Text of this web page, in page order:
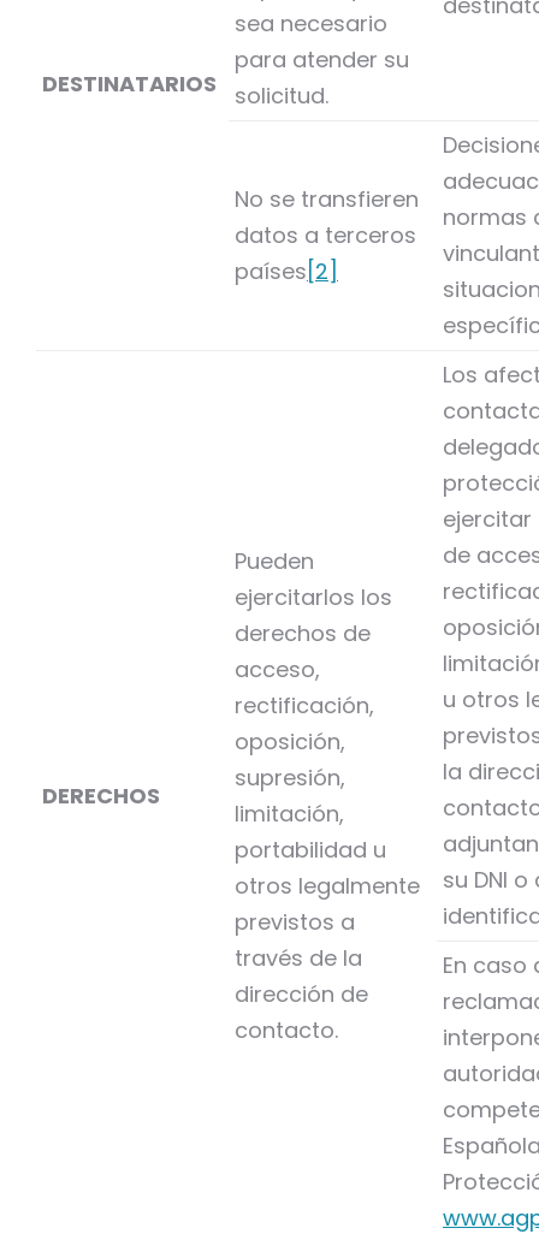
DESTINATARIOS
sea necesario
para atender su
solicitud.
No se transfieren
datos a terceros
países [2]
normas
DERECHOS
Pueden
ejercitarlos los
derechos de
acceso,
rectificación,
oposición,
supresión,
limitación,
portabilidad u
otros legalmente
previstos a
través de la
dirección de
contacto.
Los
ejercitar
de
u otros
la
su DNI
En caso